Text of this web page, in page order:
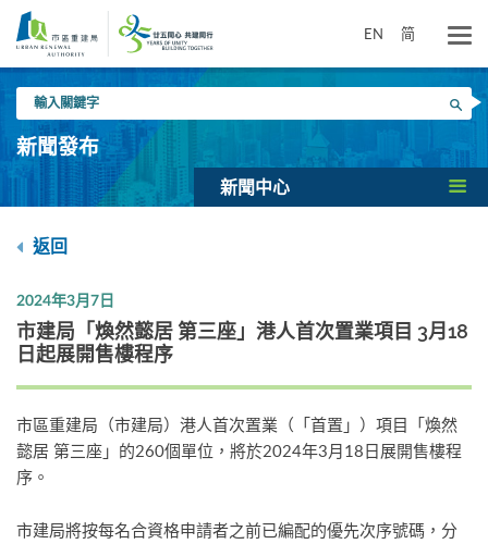
要
EN 简
入
關
鍵
搜尋
新聞發布
新聞中心
返回
2024年3月7日
市建局「煥然懿居 第三座」港人首次置業項目 3月18
日起展開售樓程序
市區重建局（市建局）港人首次置業（「首置」）項目「煥然
懿居 第三座」的260個單位，將於2024年3月18日展開售樓程
序。
市建局將按每名合資格申請者之前已編配的優先次序號碼，分